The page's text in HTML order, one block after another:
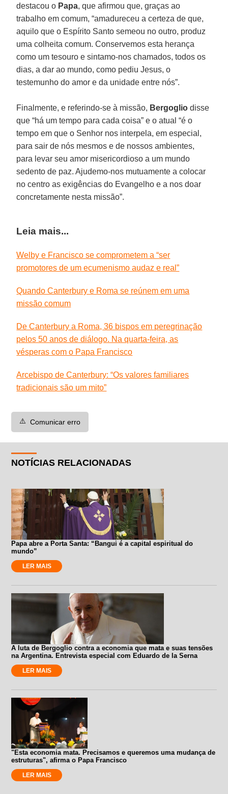
destacou o Papa, que afirmou que, graças ao
trabalho em comum, “amadureceu a certeza de que,
aquilo que o Espírito Santo semeou no outro, produz
uma colheita comum. Conservemos esta herança
como um tesouro e sintamo-nos chamados, todos os
dias, a dar ao mundo, como pediu Jesus, o
testemunho do amor e da unidade entre nós”.
Finalmente, e referindo-se à missão, Bergoglio disse
que “há um tempo para cada coisa” e o atual “é o
tempo em que o Senhor nos interpela, em especial,
para sair de nós mesmos e de nossos ambientes,
para levar seu amor misericordioso a um mundo
sedento de paz. Ajudemo-nos mutuamente a colocar
no centro as exigências do Evangelho e a nos doar
concretamente nesta missão”.
Leia mais...
Welby e Francisco se comprometem a “ser
promotores de um ecumenismo audaz e real”
Quando Canterbury e Roma se reúnem em uma
missão comum
De Canterbury a Roma, 36 bispos em peregrinação
pelos 50 anos de diálogo. Na quarta-feira, as
vésperas com o Papa Francisco
Arcebispo de Canterbury: “Os valores familiares
tradicionais são um mito”
⚠️ Comunicar erro
NOTÍCIAS RELACIONADAS
Papa abre a Porta Santa: “Bangui é a capital espiritual do
mundo”
LER MAIS
A luta de Bergoglio contra a economia que mata e suas tensões
na Argentina. Entrevista especial com Eduardo de la Serna
LER MAIS
"Esta economia mata. Precisamos e queremos uma mudança de
estruturas", afirma o Papa Francisco
LER MAIS